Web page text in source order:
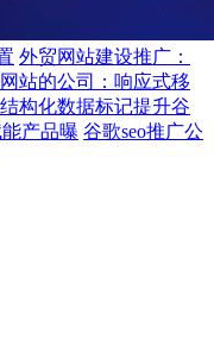
外贸网站建设推广：
站的公司：响应式移
构化数据标记提升谷
产品曝 谷歌seo推广公